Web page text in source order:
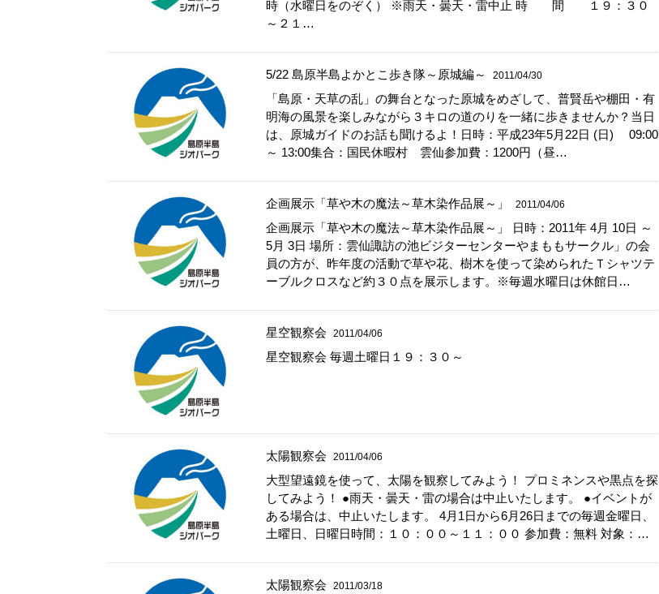
時（水曜日をのぞく） ※雨天・曇天・雷中止 時 間 １９：３０
～２１…
5/22 島原半島よかとこ歩き隊～原城編～ 2011/04/30
「島原・天草の乱」の舞台となった原城をめざして、普賢岳や棚田・有
明海の風景を楽しみながら３キロの道のりを一緒に歩きませんか？当日
は、原城ガイドのお話も聞けるよ！日時：平成23年5月22日 (日) 09:00
～ 13:00集合：国民休暇村 雲仙参加費：1200円（昼…
企画展示「草や木の魔法～草木染作品展～」 2011/04/06
企画展示「草や木の魔法～草木染作品展～」 日時：2011年 4月 10日 ～
5月 3日 場所：雲仙諏訪の池ビジターセンターやまももサークル」の会
員の方が、昨年度の活動で草や花、樹木を使って染められたＴシャツテ
ーブルクロスなど約３０点を展示します。※毎週水曜日は休館日…
星空観察会 2011/04/06
星空観察会 毎週土曜日１９：３０～
太陽観察会 2011/04/06
大型望遠鏡を使って、太陽を観察してみよう！ プロミネンスや黒点を探
してみよう！ ●雨天・曇天・雷の場合は中止いたします。 ●イベントが
ある場合は、中止いたします。 4月1日から6月26日までの毎週金曜日、
土曜日、日曜日時間：１０：００～１１：００ 参加費：無料 対象：…
太陽観察会 2011/03/18